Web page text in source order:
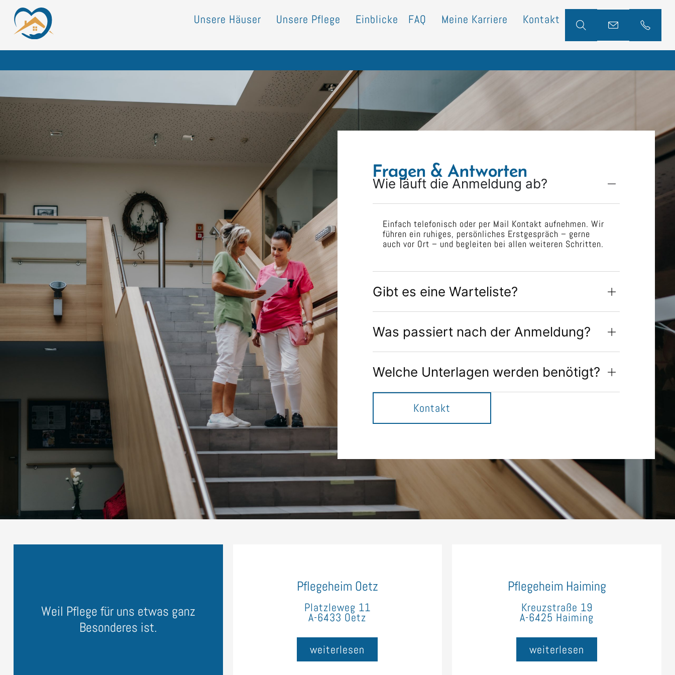
Fragen & Antworten
Wie läuft die Anmeldung ab?
Einfach telefonisch oder per Mail Kontakt aufnehmen. Wir
führen ein ruhiges, persönliches Erstgespräch – gerne
auch vor Ort – und begleiten bei allen weiteren Schritten.
Gibt es eine Warteliste?
Was passiert nach der Anmeldung?
Welche Unterlagen werden benötigt?
Kontakt
Weil Pflege für uns etwas ganz
Besonderes ist.
Pflegeheim Oetz
Platzleweg 11
A-6433 Oetz
weiterlesen
Pflegeheim Haiming
Kreuzstraße 19
A-6425 Haiming
weiterlesen
Unsere Häuser Unsere Pflege Einblicke FAQ Meine Karriere Kontakt